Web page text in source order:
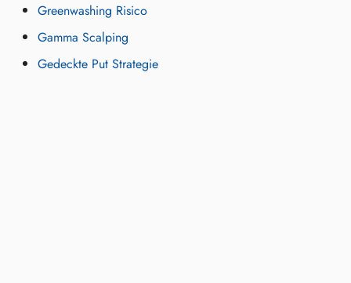
Greenwashing Risico
Gamma Scalping
Gedeckte Put Strategie